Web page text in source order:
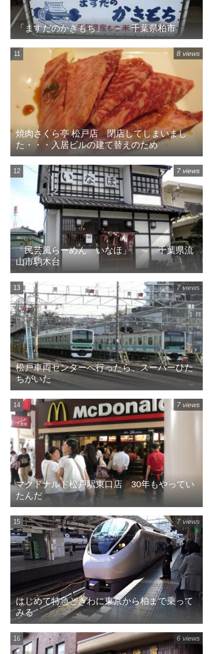
「ますだのかきもち」 ～ 千葉県柏市
焼肉さくら亭 松戸店 閉店してしまいまし
た・・・入居ビルの建て替えのため
8 views
「民芸風らーめん いなほ」 ～ 千葉県流
山市駒木台
7 views
松戸車両センターへ行ったら、スーパーひた
ちがいた
7 views
マクドナルド松戸駅東口店 30年もやってい
たんだ
7 views
はじめて特急ときわに東京から柏まで乗って
みる
7 views
6 views